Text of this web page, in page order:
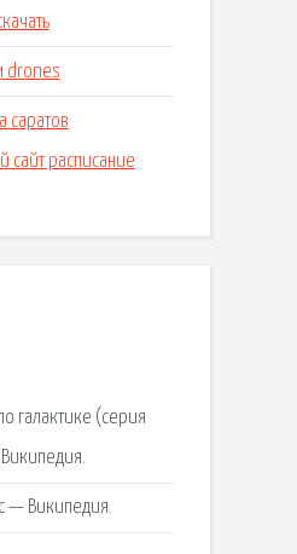
drones
саратов
сайт расписание
галактике (серия
— Википедия.